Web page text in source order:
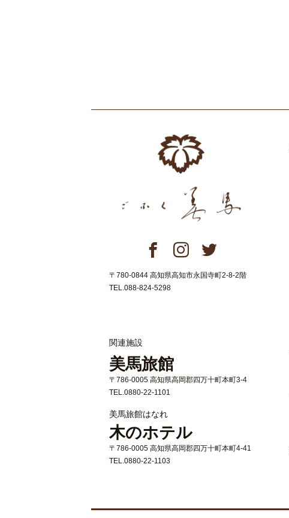
〒780-0844 高知県高知市永国寺町2-8-2階
TEL.088-824-5298
関連施設
美馬旅館
〒786-0005 高知県高岡郡四万十町本町3-4
TEL.0880-22-1101
美馬旅館はなれ
木のホテル
〒786-0005 高知県高岡郡四万十町本町4-41
TEL.0880-22-1103